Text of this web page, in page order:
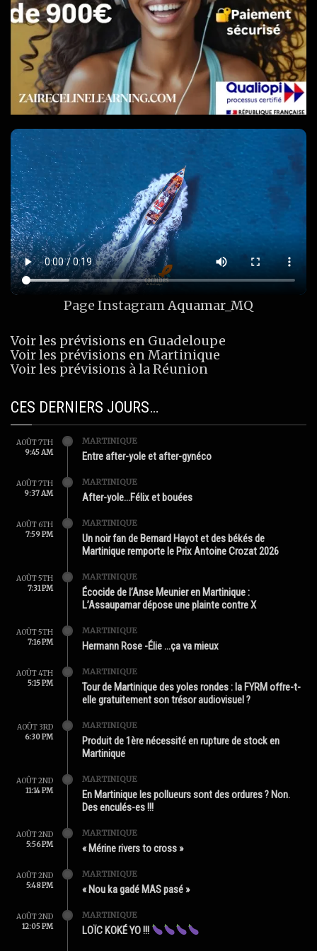
Page Instagram Aquamar_MQ
Voir les prévisions en Guadeloupe
Voir les prévisions en Martinique
Voir les prévisions à la Réunion
CES DERNIERS JOURS…
AOÛT 7TH
9:45 AM
MARTINIQUE
Entre after-yole et after-gynéco
AOÛT 7TH
9:37 AM
MARTINIQUE
After-yole…Félix et bouées
AOÛT 6TH
7:59 PM
MARTINIQUE
Un noir fan de Bernard Hayot et des békés de
Martinique remporte le Prix Antoine Crozat 2026
AOÛT 5TH
7:31 PM
MARTINIQUE
Écocide de l’Anse Meunier en Martinique :
L’Assaupamar dépose une plainte contre X
AOÛT 5TH
7:16 PM
MARTINIQUE
Hermann Rose -Élie …ça va mieux
AOÛT 4TH
5:15 PM
MARTINIQUE
Tour de Martinique des yoles rondes : la FYRM offre-t-
elle gratuitement son trésor audiovisuel ?
AOÛT 3RD
6:30 PM
MARTINIQUE
Produit de 1ère nécessité en rupture de stock en
Martinique
AOÛT 2ND
11:14 PM
MARTINIQUE
En Martinique les pollueurs sont des ordures ? Non.
Des enculés-es !!!
AOÛT 2ND
5:56 PM
MARTINIQUE
« Mérine rivers to cross »
AOÛT 2ND
5:48 PM
MARTINIQUE
« Nou ka gadé MAS pasé »
AOÛT 2ND
12:05 PM
MARTINIQUE
LOÏC KOKÉ YO !!!